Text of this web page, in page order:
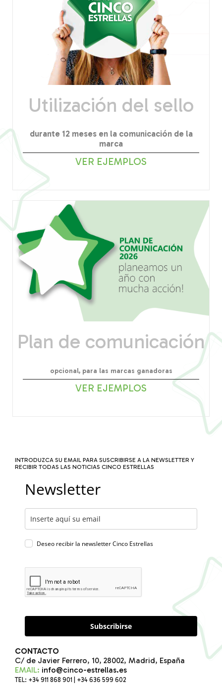
Utilización del sello
durante 12 meses en la comunicación de la
marca
VER EJEMPLOS
Plan de comunicación
opcional, para las marcas ganadoras
VER EJEMPLOS
INTRODUZCA SU EMAIL PARA SUSCRIBIRSE A LA NEWSLETTER Y
RECIBIR TODAS LAS NOTICIAS CINCO ESTRELLAS
Newsletter
Deseo recibir la newsletter Cinco Estrellas
Subscribirse
CONTACTO
C/ de Javier Ferrero, 10, 28002, Madrid, España
EMAIL: info@cinco-estrellas.es
TEL: +34 911 868 901 | +34 636 599 602